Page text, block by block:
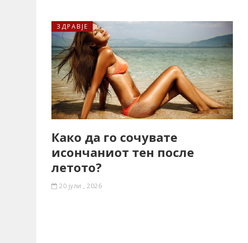
ЗДРАВЈЕ
Како да го сочувате
исончаниот тен после
летото?
20 јули , 2026